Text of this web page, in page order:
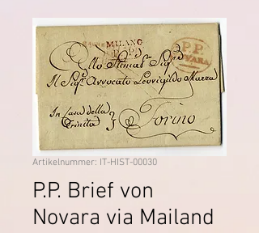
Artikelnummer: IT-HIST-00030
P.P. Brief von
Novara via Mailand